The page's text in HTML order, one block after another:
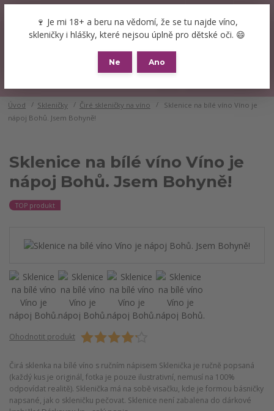
🍷 Je mi 18+ a beru na vědomí, že se tu najde víno,
skleničky i hlášky, které nejsou úplně pro dětské oči. 😄
Ne
Ano
0 Kč
Úvod Skleničky Čiré skleničky na víno
Sklenice na bílé víno Víno je
nápoj Bohů. Jsem Bohyně!
Sklenice na bílé víno Víno je
nápoj Bohů. Jsem Bohyně!
TOP produkt
Ohodnotit produkt
Čirá sklenka na bílé víno s ručním nápisem Sklenička je ručně popsaná
(každý kus je originál, fotka je pouze ilustrativní, nemusí na 100%
odpovídat realitě). Sklenička má na sobě visačku, kde je formou básničky
napsané, jak o skleničku pečovat. Sklenice není zabalena do dárkové